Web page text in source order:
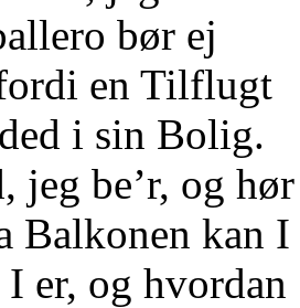
bør ej
en Tilflugt
i sin Bolig.
jeg be’r, og
Balkonen kan I
er, og hvordan